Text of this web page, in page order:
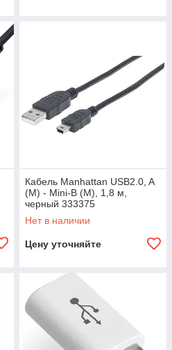
Кабель Manhattan USB2.0, A
(M) - Mini-B (M), 1,8 м,
черный 333375
Нет в наличии
Цену уточняйте